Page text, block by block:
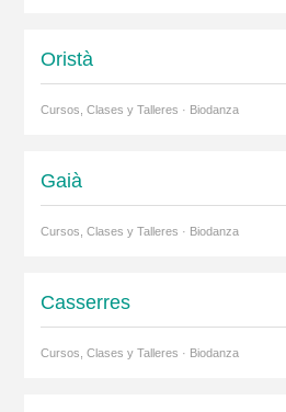
Oristà
Cursos, Clases y Talleres · Biodanza
Gaià
Cursos, Clases y Talleres · Biodanza
Casserres
Cursos, Clases y Talleres · Biodanza